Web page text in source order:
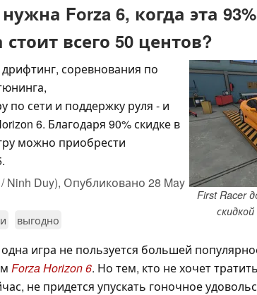
Forza 6, когда эта 93%
всего 50 центов?
First Racer
дрифтинг, соревнования по
по сети и поддержку руля - и
6. Благодаря 90% скидке в
можно приобрести
Ninh Duy), Опубликовано 28 May
выгодно
игра не пользуется большей
Forza Horizon 6. Но тем, кто не хочет
не придется упускать гоночное